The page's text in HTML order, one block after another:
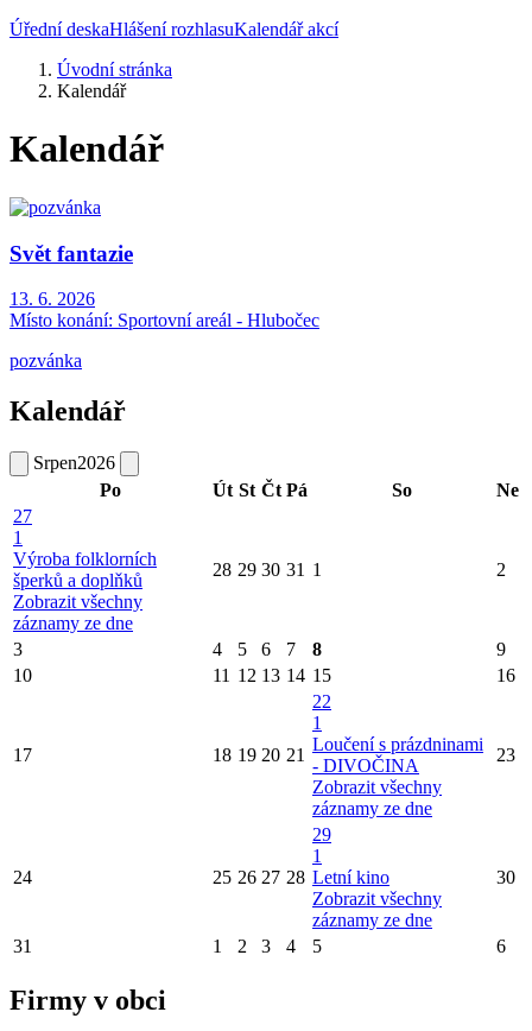
Úřední deskaHlášení rozhlasuKalendář akcí
Úvodní stránka
Kalendář
Kalendář
Svět fantazie
13. 6. 2026
Místo konání: Sportovní areál - Hlubočec
pozvánka
Kalendář
Srpen2026
Po
Út St Čt Pá So
Ne
27
1
Výroba folklorních
šperků a doplňků
Zobrazit všechny
záznamy ze dne
28 29 30 31 1 2
3 4 5 6 7 8
9
10
11 12 13 14 15 16
17 18 19 20 21
22
1
Loučení s prázdninami
- DIVOČINA
Zobrazit všechny
záznamy ze dne
23
24 25 26 27 28
29
1
Letní kino
Zobrazit všechny
záznamy ze dne
30
31 1 2 3 4 5 6
Firmy v obci